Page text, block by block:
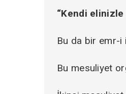
“Kendi
Bu da bir emr-i
Bu mesuliyet